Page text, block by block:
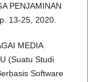
PENJAMINAN
13-25, 2020.
MEDIA
(Suatu Studi
Software